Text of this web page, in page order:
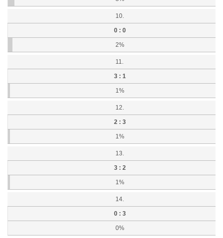
10.
0 : 0
2%
11.
3 : 1
1%
12.
2 : 3
1%
13.
3 : 2
1%
14.
0 : 3
0%